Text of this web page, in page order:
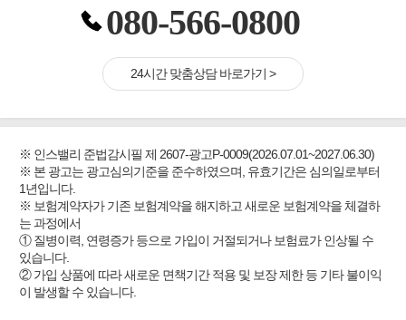
080-566-0800
24시간 맞춤상담 바로가기 >
※ 인스밸리 준법감시필 제 2607-광고P-0009(2026.07.01~2027.06.30)
※ 본 광고는 광고심의기준을 준수하였으며, 유효기간은 심의일로부터
1년입니다.
※ 보험계약자가 기존 보험계약을 해지하고 새로운 보험계약을 체결하
는 과정에서
① 질병이력, 연령증가 등으로 가입이 거절되거나 보험료가 인상될 수
있습니다.
② 가입 상품에 따라 새로운 면책기간 적용 및 보장 제한 등 기타 불이익
이 발생할 수 있습니다.